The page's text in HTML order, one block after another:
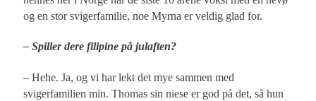
og en stor svigerfamilie, noe Myrna er veldig glad for.
– Spiller dere filipine på julaften?
– Hehe. Ja, og vi har lekt det mye sammen med
svigerfamilien min. Thomas sin niese er god på det, så hun